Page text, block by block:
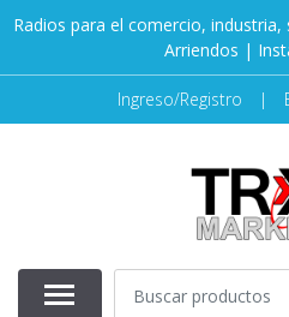
Radios para el comercio,
Arriendos |
Ingreso/Registro |